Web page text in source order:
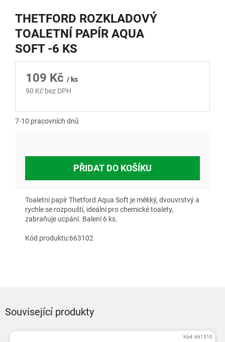
THETFORD ROZKLADOVÝ
TOALETNÍ PAPÍR AQUA
SOFT -6 KS
109 Kč / ks
90 Kč bez DPH
7-10 pracovních dnů
PŘIDAT DO KOŠÍKU
Toaletní papír Thetford Aqua Soft je měkký, dvouvrstvý a
rychle se rozpouští, ideální pro chemické toalety,
zabraňuje ucpání. Balení 6 ks.
Kód produktu:663102
Související produkty
Kód:661510